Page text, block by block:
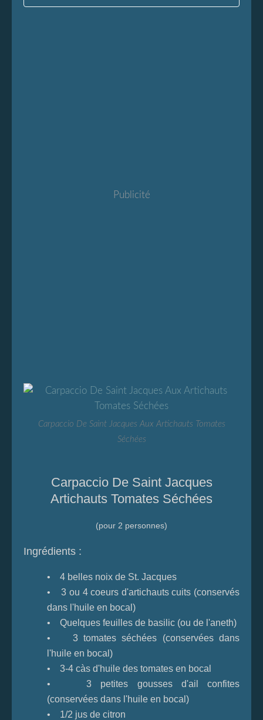
Publicité
Carpaccio De Saint Jacques Aux Artichauts Tomates
Séchées
Carpaccio De Saint Jacques
Artichauts Tomates Séchées
(pour 2 personnes)
Ingrédients :
• 4 belles noix de St. Jacques
• 3 ou 4 coeurs d'artichauts cuits (conservés
dans l'huile en bocal)
• Quelques feuilles de basilic (ou de l'aneth)
• 3 tomates séchées (conservées dans
l'huile en bocal)
• 3-4 càs d'huile des tomates en bocal
• 3 petites gousses d'ail confites
(conservées dans l'huile en bocal)
• 1/2 jus de citron